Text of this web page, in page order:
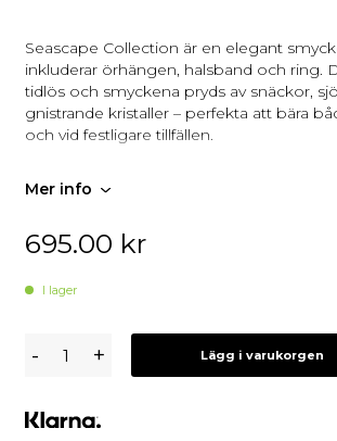
Seascape Collection är en elegant
inkluderar örhängen, halsband och ring.
tidlös och smyckena pryds av snäckor,
gnistrande kristaller – perfekta att bära
och vid festligare tillfällen.
Tillverkning: Handgjord i Grekland
Mer info
695.00 kr
I lager
Svedbom
Ring
/
- + Lägg i varukorgen